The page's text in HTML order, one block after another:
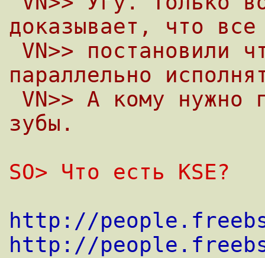
доказывает, что
параллельно
зубы.
SO> Что есть KSE?
http://
http://